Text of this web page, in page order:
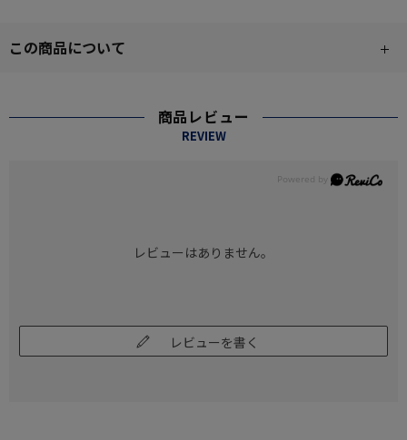
この商品について
商品レビュー
REVIEW
レビューはありません。
レビューを書く